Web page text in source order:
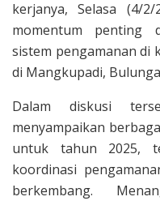
kerjanya, Selasa (4/
momentum penting
sistem pengamanan di
di Mangkupadi,
Dalam diskusi
menyampaikan
untuk tahun 2025,
koordinasi
berkembang.